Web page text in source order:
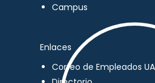
Campus
Enlaces
Correo de Empleados